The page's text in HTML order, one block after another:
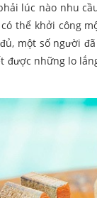
lúc nào nhu
thể khởi công
một số người
được những lo